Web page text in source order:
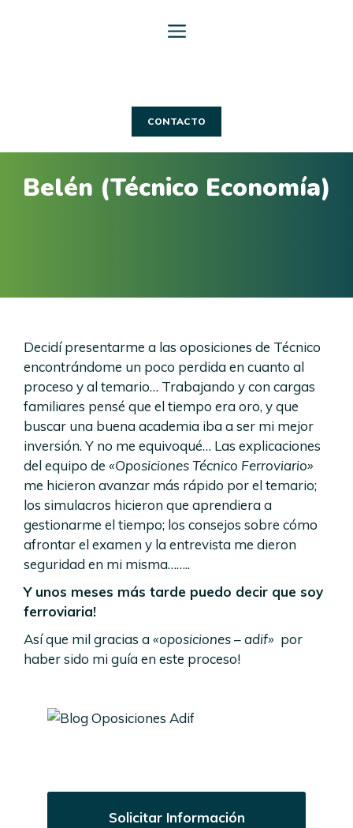
CONTACTO
Belén (Técnico Economía)
Decidí presentarme a las oposiciones de Técnico
encontrándome un poco perdida en cuanto al
proceso y al temario… Trabajando y con cargas
familiares pensé que el tiempo era oro, y que
buscar una buena academia iba a ser mi mejor
inversión. Y no me equivoqué… Las explicaciones
del equipo de «Oposiciones Técnico Ferroviario»
me hicieron avanzar más rápido por el temario;
los simulacros hicieron que aprendiera a
gestionarme el tiempo; los consejos sobre cómo
afrontar el examen y la entrevista me dieron
seguridad en mi misma……..
Y unos meses más tarde puedo decir que soy
ferroviaria!
Así que mil gracias a«oposiciones – adif» por
haber sido mi guía en este proceso!
Solicitar Información